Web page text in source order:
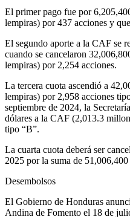
El primer pago fue por
lempiras) por 437 acciones y
El segundo aporte a la CAF se
cuando se cancelaron
lempiras) por 2,254 acciones.
La tercera cuota ascendió a
lempiras) por 2,958 acciones
septiembre de 2024, la
dólares a la CAF (2,013.3
tipo “B”.
La cuarta cuota deberá ser
2025 por la suma de
Desembolsos
El Gobierno de Honduras
Andina de Fomento el 18 de